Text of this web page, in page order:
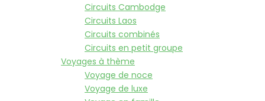
Circuits Cambodge
Circuits Laos
Circuits combinés
Circuits en petit groupe
Voyages à thème
Voyage de noce
Voyage de luxe